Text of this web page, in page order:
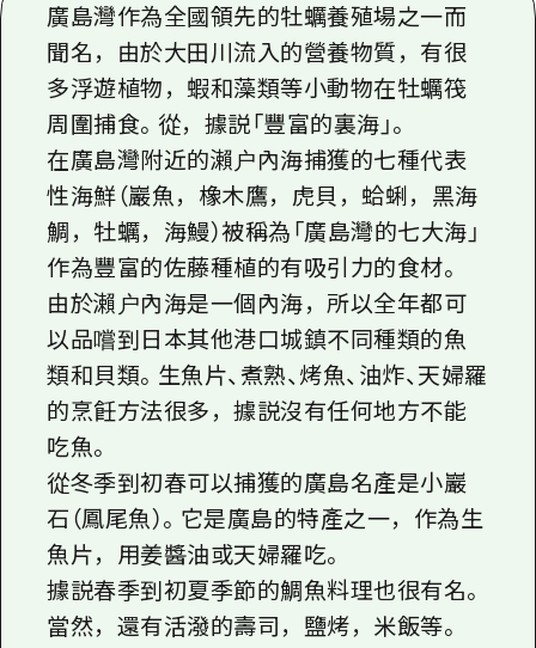
運動
夜晚生活
世界遺產
學習·體驗
標準
歷史·文化
治癒
自然
答對了
美北
藝北
宮島周邊
東山口
短途旅行
半天
一日遊
1晚2天
美北
藝北
宮島周邊
東山口
愛媛
島根
列表
存取
輔助流量摘要
設施擁堵
超值遊覽門票
行李寄存及運送服務
廣島好客通行證
廣島免費 Wi-Fi
志願者指南
廣島視頻
常見問題
照片下載
HOME
新聞
廣島灣作為全國領先的牡蠣養殖場之一而
聞名，由於大田川流入的營養物質，有很
多浮遊植物，蝦和藻類等小動物在牡蠣筏
周圍捕食。從，據説「豐富的裏海」。
在廣島灣附近的瀨户內海捕獲的七種代表
性海鮮（巖魚，橡木鷹，虎貝，蛤蜊，黑海
鯛，牡蠣，海鰻）被稱為「廣島灣的七大海」
作為豐富的佐藤種植的有吸引力的食材。
由於瀨户內海是一個內海，所以全年都可
以品嚐到日本其他港口城鎮不同種類的魚
類和貝類。生魚片、煮熟、烤魚、油炸、天婦羅
的烹飪方法很多，據説沒有任何地方不能
吃魚。
從冬季到初春可以捕獲的廣島名產是小巖
石（鳳尾魚）。它是廣島的特產之一，作為生
魚片，用姜醬油或天婦羅吃。
據説春季到初夏季節的鯛魚料理也很有名。
當然，還有活潑的壽司，鹽烤，米飯等。